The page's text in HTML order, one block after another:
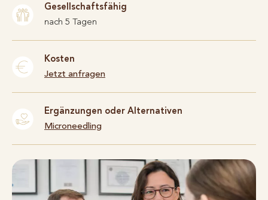
Gesellschaftsfähig
nach 5 Tagen
Kosten
Jetzt anfragen
Ergänzungen oder Alternativen
Microneedling